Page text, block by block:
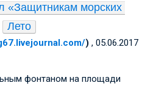
«Защитникам морских
Лето
) , 05.06.2017
фонтаном на площади